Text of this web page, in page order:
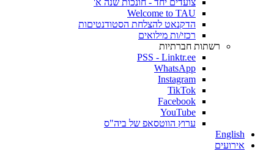
צועדים יחד - חונכות שנה א'
Welcome to TAU
הדקנאט להצלחת הסטודנטיםות
רכזי/ות מילואים
רשתות חברתיות
PSS - Linktr.ee
WhatsApp
Instagram
TikTok
Facebook
YouTube
ערוץ הווטסאפ של ביה"ס
English
אירועים